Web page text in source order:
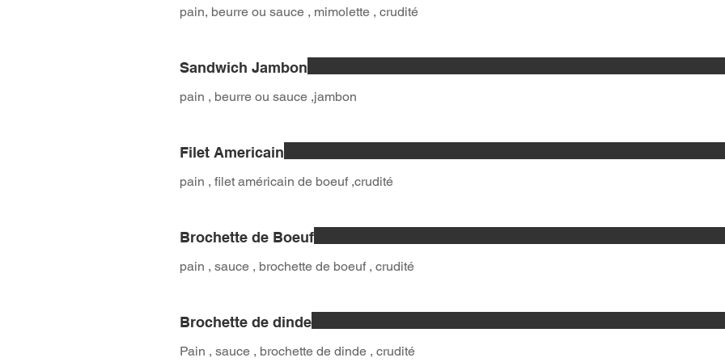
pain, beurre ou sauce , mimolette , crudité
Sandwich Jambon
pain , beurre ou sauce ,jambon
Filet Americain
pain , filet américain de boeuf ,crudité
Brochette de Boeuf
pain , sauce , brochette de boeuf , crudité
Brochette de dinde
Pain , sauce , brochette de dinde , crudité